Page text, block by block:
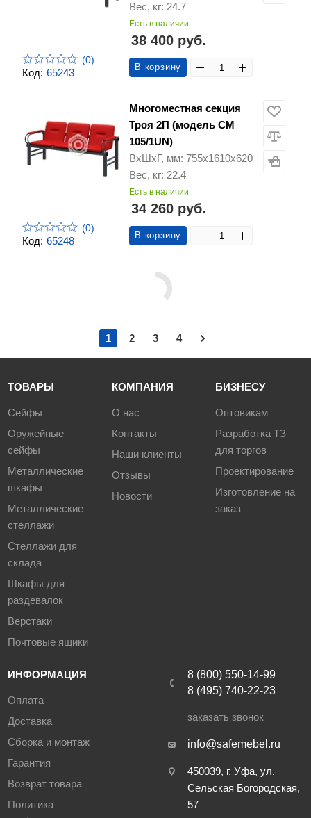
Код: 65243
(0)
Вес, кг: 24.7
Есть в наличии
38 400 руб.
В корзину
Код: 65248
(0)
Многоместная секция
Троя 2П (модель СМ
105/1UN)
ВхШхГ, мм: 755х1610х620
Вес, кг: 22.4
Есть в наличии
34 260 руб.
В корзину
1 2 3 4
ТОВАРЫ
Сейфы
Оружейные
сейфы
Металлические
шкафы
Металлические
стеллажи
Стеллажи для
склада
Шкафы для
раздевалок
Верстаки
Почтовые ящики
КОМПАНИЯ
О нас
Контакты
Наши клиенты
Отзывы
Новости
БИЗНЕСУ
Оптовикам
Разработка ТЗ
для торгов
Проектирование
Изготовление на
заказ
ИНФОРМАЦИЯ
Оплата
Доставка
Сборка и монтаж
Гарантия
Возврат товара
Политика
8 (800) 550-14-99
8 (495) 740-22-23
заказать звонок
info@safemebel.ru
450039, г. Уфа, ул.
Сельская Богородская,
57